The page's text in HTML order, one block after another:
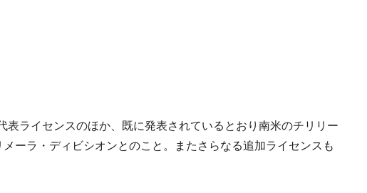
ライセンスのほか、既に発表されているとおり南米のチリリー
ーラ・ディビシオンとのこと。またさらなる追加ライセンスも